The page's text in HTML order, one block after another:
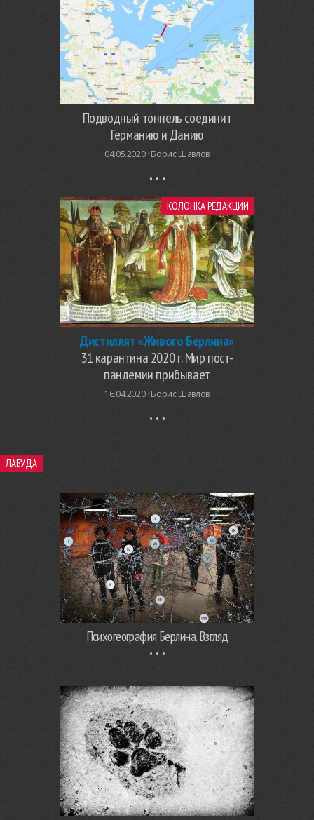
Подводный тоннель соединит
Германию и Данию
04.05.2020 · Борис Шавлов
КОЛОНКА РЕДАКЦИИ
Дистиллят «Живого Берлина»
31 карантина 2020 г. Мир пост-
пандемии прибывает
16.04.2020 · Борис Шавлов
ЛАБУДА
Психогеография Берлина. Взгляд